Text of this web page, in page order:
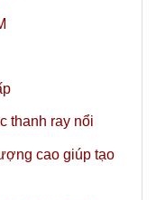
thanh ray nổi
cao giúp tạo